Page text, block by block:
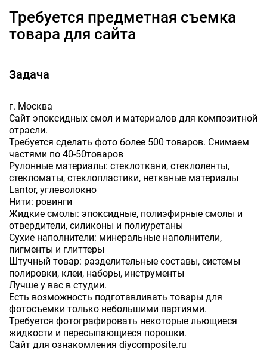
Требуется предметная съемка
товара для сайта
Задача
г. Москва
Сайт эпоксидных смол и материалов для композитной
отрасли.
Требуется сделать фото более 500 товаров. Снимаем
частями по 40-50товаров
Рулонные материалы: стеклоткани, стеклоленты,
стекломаты, стеклопластики, нетканые материалы
Lantor, углеволокно
Нити: ровинги
Жидкие смолы: эпоксидные, полиэфирные смолы и
отвердители, силиконы и полиуретаны
Сухие наполнители: минеральные наполнители,
пигменты и глиттеры
Штучный товар: разделительные составы, системы
полировки, клеи, наборы, инструменты
Лучше у вас в студии.
Есть возможность подготавливать товары для
фотосъемки только небольшими партиями.
Требуется фотографировать некоторые льющиеся
жидкости и пересыпающиеся порошки.
Сайт для ознакомления diycomposite.ru